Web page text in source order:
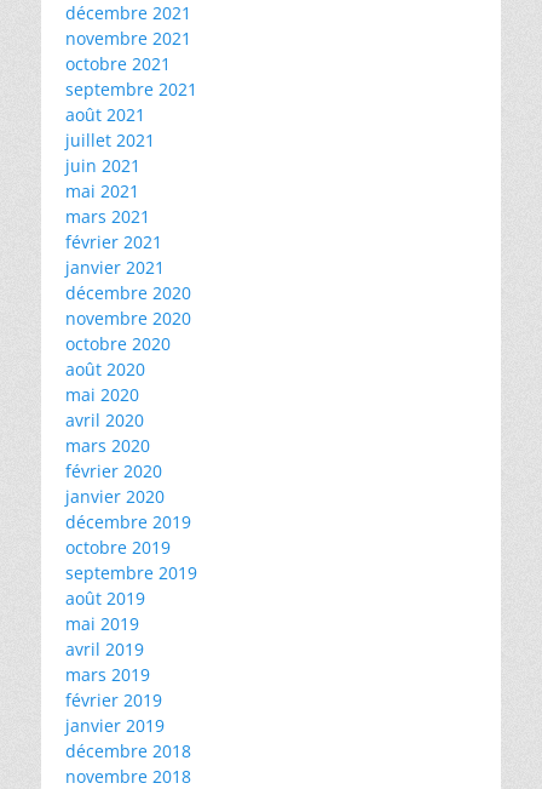
décembre 2021
novembre 2021
octobre 2021
septembre 2021
août 2021
juillet 2021
juin 2021
mai 2021
mars 2021
février 2021
janvier 2021
décembre 2020
novembre 2020
octobre 2020
août 2020
mai 2020
avril 2020
mars 2020
février 2020
janvier 2020
décembre 2019
octobre 2019
septembre 2019
août 2019
mai 2019
avril 2019
mars 2019
février 2019
janvier 2019
décembre 2018
novembre 2018